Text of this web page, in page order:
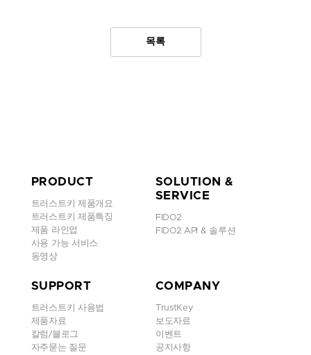
목록
PRODUCT
트러스트키 제품개요
트러스트키 제품특징
제품 라인업
사용 가능 서비스
동영상
SOLUTION &
SERVICE
FIDO2
FIDO2 API & 솔루션
SUPPORT
트러스트키 사용법
제품자료
칼럼/블로그
자주묻는 질문
COMPANY
TrustKey
보도자료
이벤트
공지사항